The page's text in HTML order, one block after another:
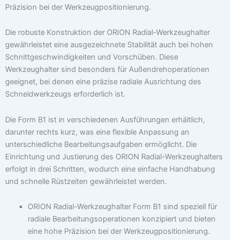
Präzision bei der Werkzeugpositionierung.
Die robuste Konstruktion der ORION Radial-Werkzeughalter
gewährleistet eine ausgezeichnete Stabilität auch bei hohen
Schnittgeschwindigkeiten und Vorschüben. Diese
Werkzeughalter sind besonders für Außendrehoperationen
geeignet, bei denen eine präzise radiale Ausrichtung des
Schneidwerkzeugs erforderlich ist.
Die Form B1 ist in verschiedenen Ausführungen erhältlich,
darunter rechts kurz, was eine flexible Anpassung an
unterschiedliche Bearbeitungsaufgaben ermöglicht. Die
Einrichtung und Justierung des ORION Radial-Werkzeughalters
erfolgt in drei Schritten, wodurch eine einfache Handhabung
und schnelle Rüstzeiten gewährleistet werden.
ORION Radial-Werkzeughalter Form B1 sind speziell für
radiale Bearbeitungsoperationen konzipiert und bieten
eine hohe Präzision bei der Werkzeugpositionierung.